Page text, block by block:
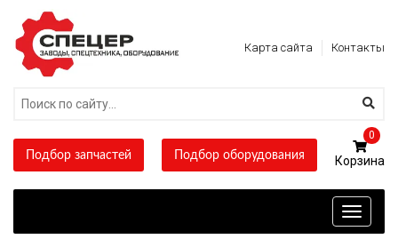
Карта сайта Контакты
Подбор запчастей Подбор оборудования
0
Toggle